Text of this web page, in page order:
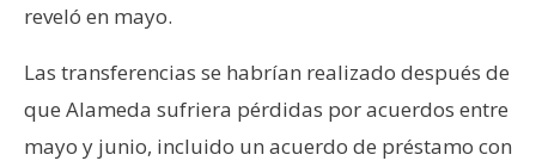
m
s
reveló en mayo.
Las transferencias se habrían realizado después de
que Alameda sufriera pérdidas por acuerdos entre
mayo y junio, incluido un acuerdo de préstamo con